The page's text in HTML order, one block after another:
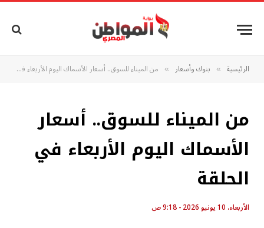
الرئيسية » بنوك وأسعار » من الميناء للسوق.. أسعار الأسماك اليوم الأربعاء في الحلقة
من الميناء للسوق.. أسعار
الأسماك اليوم الأربعاء في
الحلقة
الأربعاء، 10 يونيو 2026 - 9:18 ص